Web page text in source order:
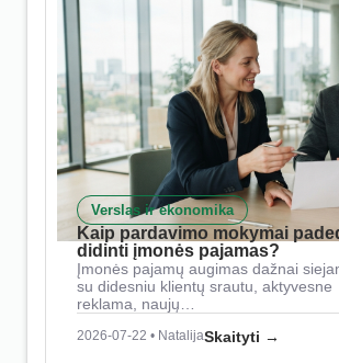
Verslas ir ekonomika
Kaip pardavimo mokymai
didinti įmonės pajamas?
Įmonės pajamų augimas dažnai
su didesniu klientų srautu, aktyvesne
reklama, naujų…
2026-07-22 • NatalijaSkaityti →